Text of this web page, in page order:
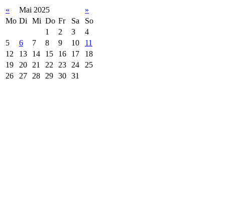
« Mai 2025
»
Mo Di Mi Do Fr Sa
So
1
2 3
4
5
6 7 8 9 10
11
12
13 14 15 16 17
18
19
20 21 22 23 24
25
26
27 28 29 30 31